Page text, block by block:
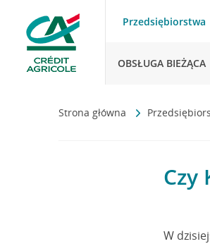
Przedsiębiorstwa
OBSŁUGA BIEŻĄCA
Strona główna
Czy
W